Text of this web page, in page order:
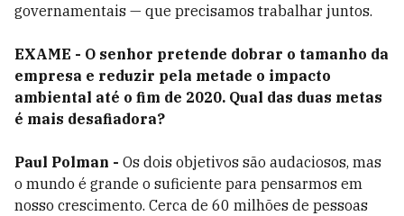
governamentais — que precisamos trabalhar juntos.
EXAME - O senhor pretende dobrar o tamanho da
empresa e reduzir pela metade o impacto
ambiental até o fim de 2020. Qual das duas metas
é mais desafiadora?
Paul Polman - Os dois objetivos são audaciosos, mas
o mundo é grande o suficiente para pensarmos em
nosso crescimento. Cerca de 60 milhões de pessoas